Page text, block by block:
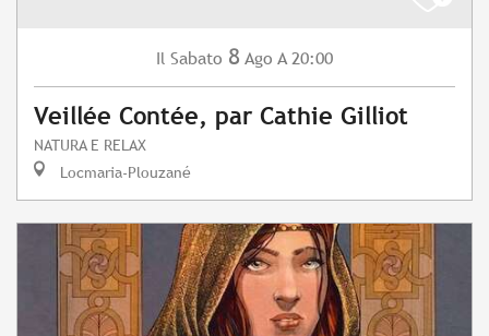
Il Sabato 8 Ago A 20:00
Veillée Contée, par Cathie Gilliot
NATURA E RELAX
Locmaria-Plouzané